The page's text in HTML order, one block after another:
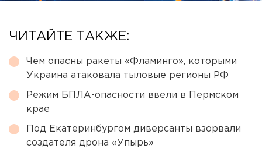
ЧИТАЙТЕ ТАКЖЕ:
Чем опасны ракеты «Фламинго», которыми
Украина атаковала тыловые регионы РФ
Режим БПЛА-опасности ввели в Пермском
крае
Под Екатеринбургом диверсанты взорвали
создателя дрона «Упырь»